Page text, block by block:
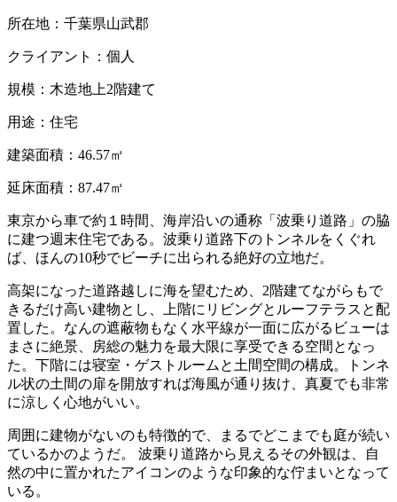
所在地：千葉県山武郡
クライアント：個人
規模：木造地上2階建て
用途：住宅
建築面積：46.57㎡
延床面積：87.47㎡
東京から車で約１時間、海岸沿いの通称「波乗り道路」の脇
に建つ週末住宅である。波乗り道路下のトンネルをくぐれ
ば、ほんの10秒でビーチに出られる絶好の立地だ。
高架になった道路越しに海を望むため、2階建てながらもで
きるだけ高い建物とし、上階にリビングとルーフテラスと配
置した。なんの遮蔽物もなく水平線が一面に広がるビューは
まさに絶景、房総の魅力を最大限に享受できる空間となっ
た。下階には寝室・ゲストルームと土間空間の構成。トンネ
ル状の土間の扉を開放すれば海風が通り抜け、真夏でも非常
に涼しく心地がいい。
周囲に建物がないのも特徴的で、まるでどこまでも庭が続い
ているかのようだ。 波乗り道路から見えるその外観は、自
然の中に置かれたアイコンのような印象的な佇まいとなって
いる。